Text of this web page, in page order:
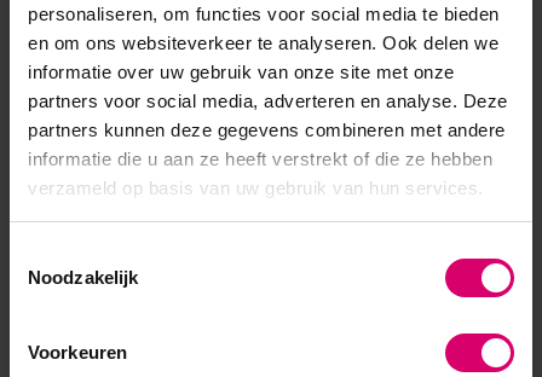
personaliseren, om functies voor social media te bieden
en om ons websiteverkeer te analyseren. Ook delen we
informatie over uw gebruik van onze site met onze
partners voor social media, adverteren en analyse. Deze
partners kunnen deze gegevens combineren met andere
informatie die u aan ze heeft verstrekt of die ze hebben
verzameld op basis van uw gebruik van hun services.
Noodzakelijk
Voorkeuren
SKU 610414